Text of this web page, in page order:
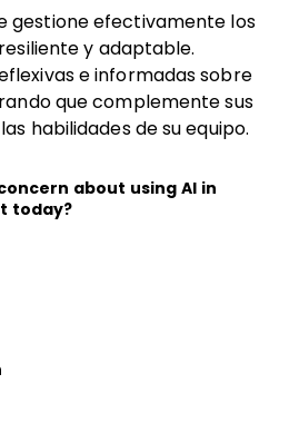
gestione efectivamente los
y adaptable.
e informadas sobre
que complemente sus
habilidades de su equipo.
about using AI in
today?